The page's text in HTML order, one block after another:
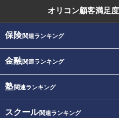
オリコン顧客満足度
保険関連ランキング
金融関連ランキング
塾関連ランキング
スクール関連ランキング